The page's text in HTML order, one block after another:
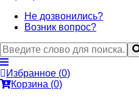
Не дозвонились?
Возник вопрос?
Избранное (0)
Корзина (0)